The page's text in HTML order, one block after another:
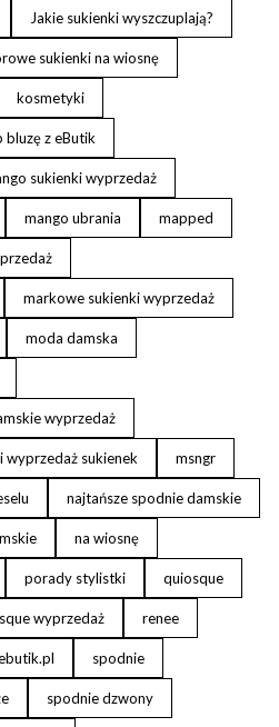
Jakie sukienki wyszczuplają?
sukienki na wiosnę
kosmetyki
bluzę z eButik
sukienki wyprzedaż
mango ubrania mapped
markowe sukienki wyprzedaż
moda damska
wyprzedaż
wyprzedaż sukienek msngr
najtańsze spodnie damskie
na wiosnę
porady stylistki quiosque
wyprzedaż renee
spodnie
spodnie dzwony